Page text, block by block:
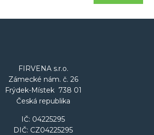
FIRVENA s.r.o.
Zámecké nám. č. 26
Frýdek-Místek 738 01
Česká republika
IČ: 04225295
DIČ: CZ04225295